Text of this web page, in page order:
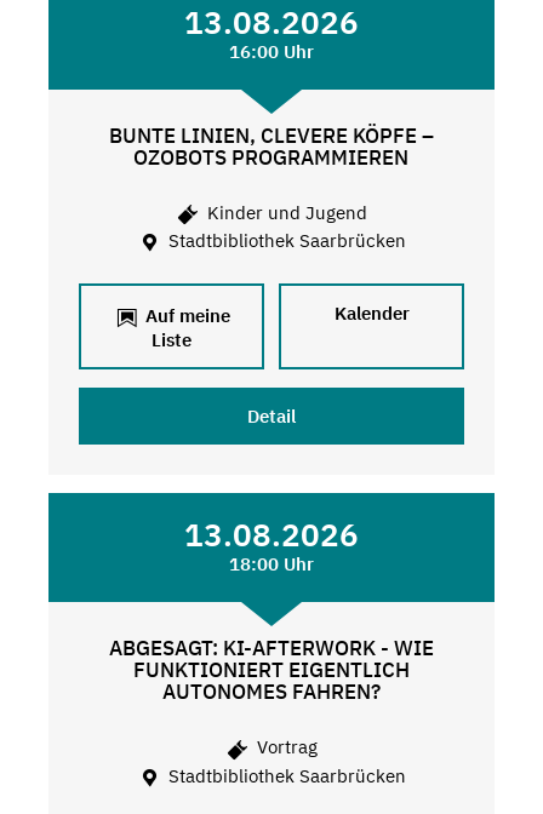
13.08.2026
16:00 Uhr
BUNTE LINIEN, CLEVERE KÖPFE –
OZOBOTS PROGRAMMIEREN
Kinder und Jugend
Stadtbibliothek Saarbrücken
Auf meine
Liste
Kalender
Detail
13.08.2026
18:00 Uhr
ABGESAGT: KI-AFTERWORK - WIE
FUNKTIONIERT EIGENTLICH
AUTONOMES FAHREN?
Vortrag
Stadtbibliothek Saarbrücken